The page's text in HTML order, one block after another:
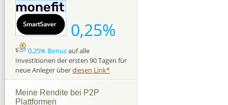
0,25%
0,25% Bonusauf alle
Investitionen der ersten 90 Tagen für
neue Anleger überdiesen Link*
Meine Rendite bei P2P
Plattformen